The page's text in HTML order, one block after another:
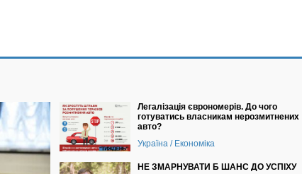
Легалізація єврономерів. До чого
готуватись власникам нерозмитнених
авто?
Україна / Економіка
НЕ ЗМАРНУВАТИ Б ШАНС ДО УСПІХУ